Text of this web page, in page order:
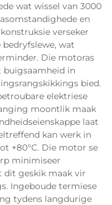
wat wissel van 3000
en
verseker
wat
Die motoras
buigsaamheid in
bied.
elektriese
moontlik maak
laat
kan werk in
+80°C. Die motor se
minimiseer
dit geskik maak vir
Ingeboude termiese
tydens langdurige